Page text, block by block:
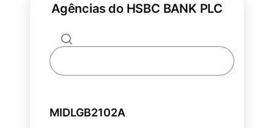
Agências do HSBC BANK PLC
MIDLGB2102A